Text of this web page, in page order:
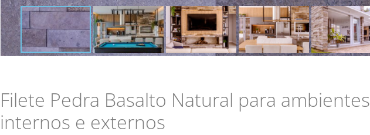
Filete Pedra Basalto Natural para ambientes
internos e externos